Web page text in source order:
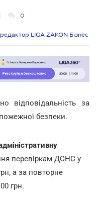
0
LIGA ZAKON Бізнес
відповідальність за
безпеки.
перевіркам ДСНС у
а за повторне
грн.